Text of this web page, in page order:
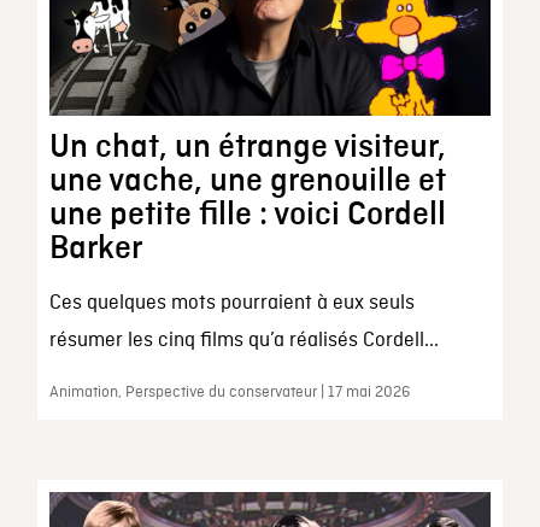
Un chat, un étrange visiteur,
une vache, une grenouille et
une petite fille : voici Cordell
Barker
Ces quelques mots pourraient à eux seuls
résumer les cinq films qu’a réalisés Cordell...
Animation, Perspective du conservateur | 17 mai 2026